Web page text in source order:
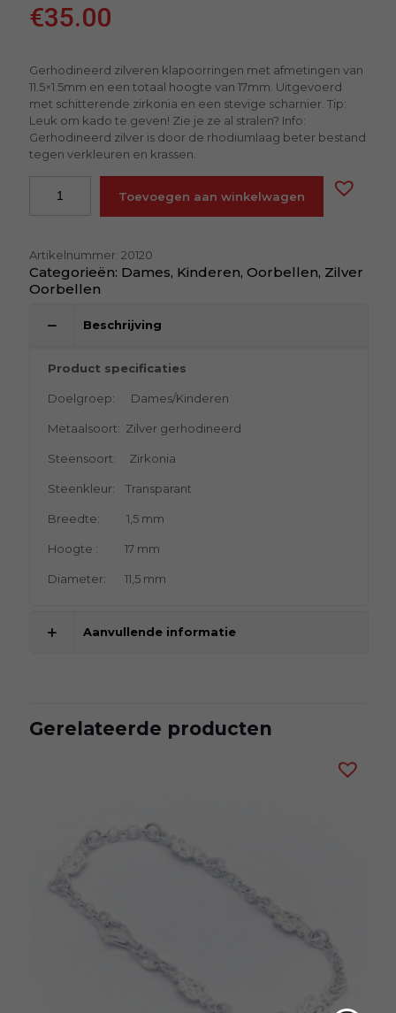
€35.00
Gerhodineerd zilveren klapoorringen met afmetingen van
11.5×1.5mm en een totaal hoogte van 17mm. Uitgevoerd
met schitterende zirkonia en een stevige scharnier. Tip:
Leuk om kado te geven! Zie je ze al stralen? Info:
Gerhodineerd zilver is door de rhodiumlaag beter bestand
tegen verkleuren en krassen.
Toevoegen aan winkelwagen
Artikelnummer: 20120
Categorieën: Dames, Kinderen, Oorbellen, Zilver
Oorbellen
Beschrijving
Product specificaties
Doelgroep: Dames/Kinderen
Metaalsoort: Zilver gerhodineerd
Steensoort: Zirkonia
Steenkleur: Transparant
Breedte: 1,5 mm
Hoogte : 17 mm
Diameter: 11,5 mm
Aanvullende informatie
Gerelateerde producten